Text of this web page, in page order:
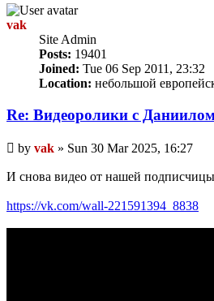
vak
Site Admin
Posts: 19401
Joined: Tue 06 Sep 2011, 23:32
Location: небольшой
Re: Видеоролики с
Unread
post
by vak » Sun 30 Mar 2025, 16:27
И снова видео от нашей
https://vk.com/wall-221591394_8838